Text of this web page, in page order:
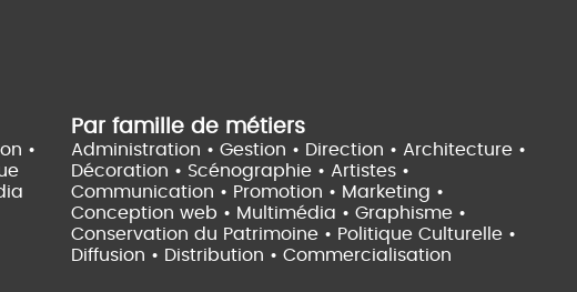
•
Par famille de métiers
Administration • Gestion • Direction • Architecture •
Décoration • Scénographie • Artistes •
Communication • Promotion • Marketing •
Conception web • Multimédia • Graphisme •
Conservation du Patrimoine • Politique Culturelle •
Diffusion • Distribution • Commercialisation